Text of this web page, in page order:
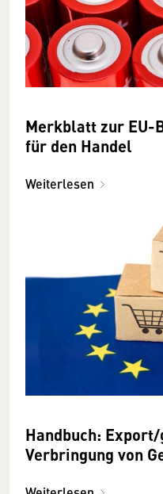
Merkblatt zur EU-
für den Handel
Weiterlesen
Handbuch:
Verbringung von